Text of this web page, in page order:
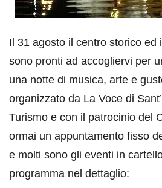
Il 31 agosto il centro storico ed
sono pronti ad accogliervi per
una notte di musica, arte e
organizzato da La Voce di
Turismo e con il patrocinio del
ormai un appuntamento fisso
e molti sono gli eventi in
programma nel dettaglio: